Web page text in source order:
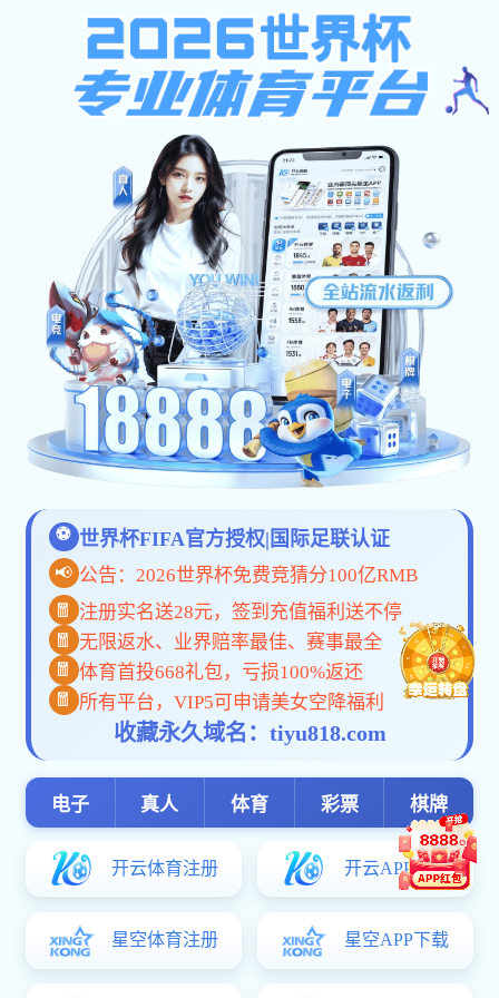
金沙国际手机
app概况
教学园地
>党务工作 >党务信息> 正文
金沙国际手机app: 亿德体育网址
作者：段云霄 发布人：赵